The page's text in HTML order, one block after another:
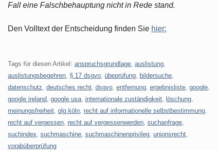
Fall eine Falschbehauptung nicht in Rede stand.
Den Volltext der Entscheidung finden Sie hier:
Tags für diesen Artikel: anspruchsgrundlage auslistung
auslistungsbegehren § 17 dsgvo übeprüfung bildersuche
datenschutz deutsches recht dsgvo entfernung ergebnisliste google
google ireland google usa internationale zuständigkeit löschung
meinungsfreiheit olg köln recht auf informationelle selbstbestimmung
recht auf vergessen recht auf vergessenwerden suchanfrage
suchindex suchmaschine suchmaschinenprivileg unionsrecht
vorabüberprüfung